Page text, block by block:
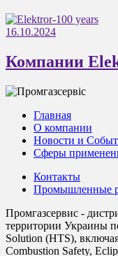
16.10.2024
Компании
Главная
О компании
Новости и
Сферы
Контакты
Промышленные
Промгазсервис -
территории Украины
Solution (HTS),
Combustion Safety,